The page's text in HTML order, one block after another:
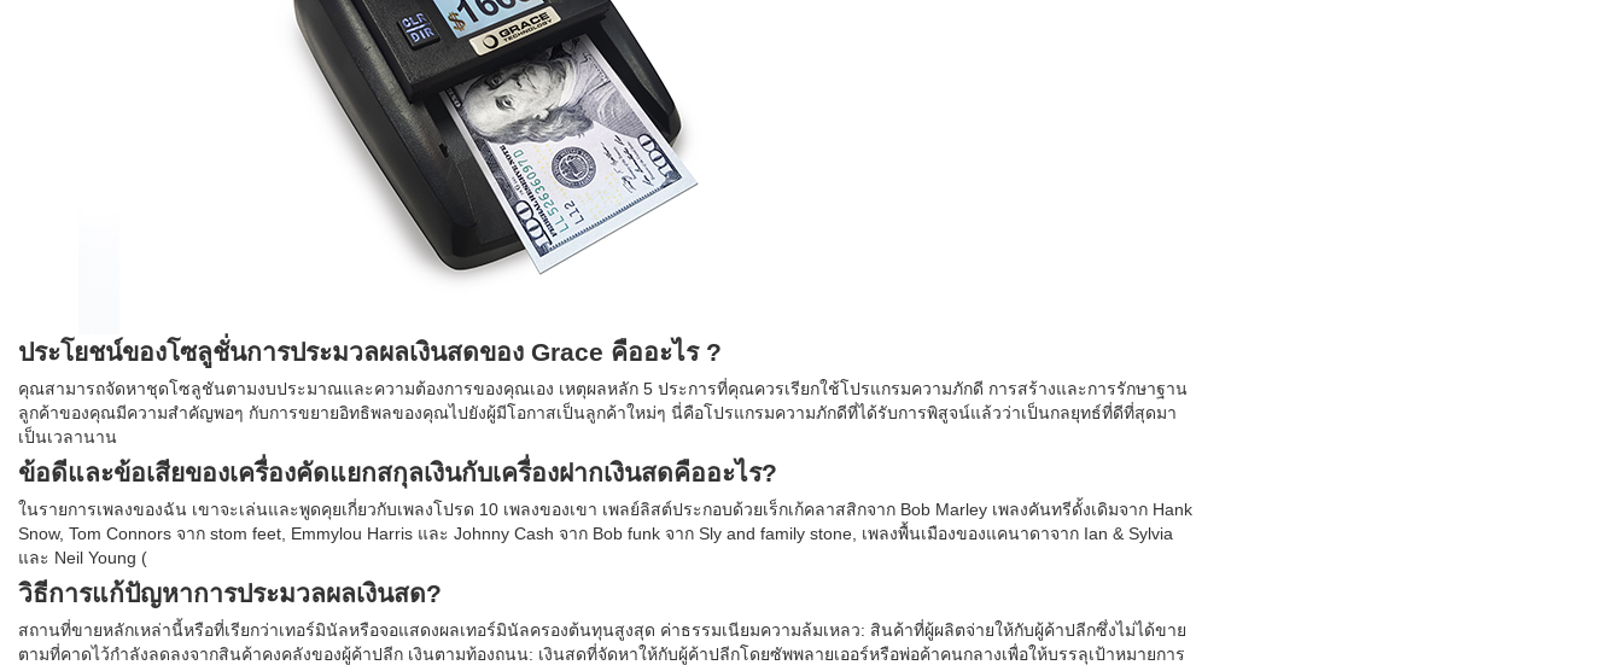
ประโยชน์ของโซลูชั่นการประมวลผลเงินสดของ Grace คืออะไร ?
คุณสามารถจัดหาชุดโซลูชันตามงบประมาณและความต้องการของคุณเอง เหตุผลหลัก 5 ประการที่คุณควรเรียกใช้โปรแกรมความภักดี การสร้างและการรักษาฐาน
ลูกค้าของคุณมีความสำคัญพอๆ กับการขยายอิทธิพลของคุณไปยังผู้มีโอกาสเป็นลูกค้าใหม่ๆ นี่คือโปรแกรมความภักดีที่ได้รับการพิสูจน์แล้วว่าเป็นกลยุทธ์ที่ดีที่สุดมา
เป็นเวลานาน
ข้อดีและข้อเสียของเครื่องคัดแยกสกุลเงินกับเครื่องฝากเงินสดคืออะไร?
ในรายการเพลงของฉัน เขาจะเล่นและพูดคุยเกี่ยวกับเพลงโปรด 10 เพลงของเขา เพลย์ลิสต์ประกอบด้วยเร็กเก้คลาสสิกจาก Bob Marley เพลงคันทรีดั้งเดิมจาก Hank
Snow, Tom Connors จาก stom feet, Emmylou Harris และ Johnny Cash จาก Bob funk จาก Sly and family stone, เพลงพื้นเมืองของแคนาดาจาก Ian & Sylvia
และ Neil Young (
วิธีการแก้ปัญหาการประมวลผลเงินสด?
สถานที่ขายหลักเหล่านี้หรือที่เรียกว่าเทอร์มินัลหรือจอแสดงผลเทอร์มินัลครองต้นทุนสูงสุด ค่าธรรมเนียมความล้มเหลว: สินค้าที่ผู้ผลิตจ่ายให้กับผู้ค้าปลีกซึ่งไม่ได้ขาย
ตามที่คาดไว้กำลังลดลงจากสินค้าคงคลังของผู้ค้าปลีก เงินตามท้องถนน: เงินสดที่จัดหาให้กับผู้ค้าปลีกโดยซัพพลายเออร์หรือพ่อค้าคนกลางเพื่อให้บรรลุเป้าหมายการ